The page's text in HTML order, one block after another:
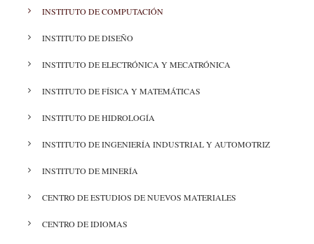
INSTITUTO DE COMPUTACIÓN
INSTITUTO DE DISEÑO
INSTITUTO DE ELECTRÓNICA Y MECATRÓNICA
INSTITUTO DE FÍSICA Y MATEMÁTICAS
INSTITUTO DE HIDROLOGÍA
INSTITUTO DE INGENIERÍA INDUSTRIAL Y AUTOMOTRIZ
INSTITUTO DE MINERÍA
CENTRO DE ESTUDIOS DE NUEVOS MATERIALES
CENTRO DE IDIOMAS